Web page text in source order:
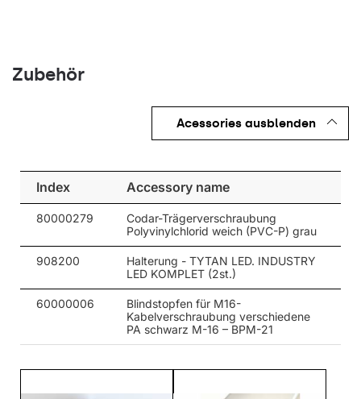
Zubehör
Acessories ausblenden
Index Accessory name
80000279
Codar-Trägerverschraubung
Polyvinylchlorid weich (PVC-P) grau
908200
Halterung - TYTAN LED. INDUSTRY
LED KOMPLET (2st.)
60000006
Blindstopfen für M16-
Kabelverschraubung verschiedene
PA schwarz M-16 – BPM-21